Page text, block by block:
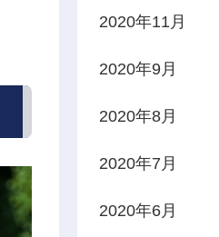
2020年11月
2020年9月
2020年8月
2020年7月
2020年6月